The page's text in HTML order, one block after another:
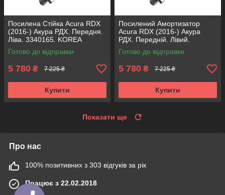
Посилена Стійка Acura RDX
(2016-) Акура РДХ. Передня.
Ліва. 3340165. KOREA
Аксусс!
Готово до відправки
5 780 ₴ 7 225 ₴
Купити
Посилений Амортизатор
Acura RDX (2016-) Акура
РДХ. Передній. Лівий.
3340165. KOREA Аксусс!
Готово до відправки
5 780 ₴ 7 225 ₴
Купити
Показати ще
Про нас
100% позитивних з 303 відгуків за рік
Працює з 22.02.2018